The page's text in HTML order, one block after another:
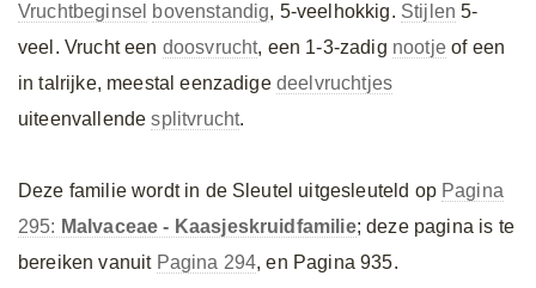
Vruchtbeginsel bovenstandig, 5-veelhokkig. Stijlen 5-
veel. Vrucht een doosvrucht, een 1-3-zadig nootjeof een
in talrijke, meestal eenzadige deelvruchtjes
uiteenvallendesplitvrucht.
Deze familie wordt in de Sleutel uitgesleuteld op Pagina
295: Malvaceae - Kaasjeskruidfamilie; deze pagina is te
bereiken vanuit Pagina 294, en Pagina 935.